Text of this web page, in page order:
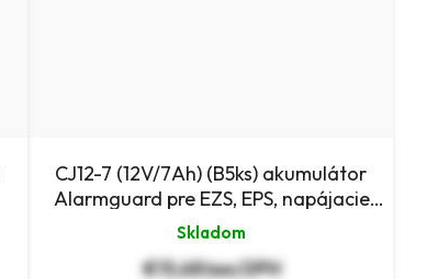
CJ12-7 (12V/7Ah) (B5ks) akumulátor
Alarmguard pre EZS, EPS, napájacie
zdroje
Skladom
€15,68 bez DPH